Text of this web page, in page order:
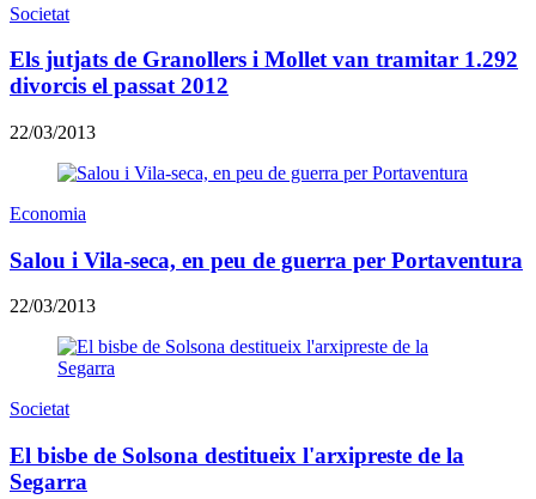
Societat
Els jutjats de Granollers i Mollet van tramitar 1.292
divorcis el passat 2012
22/03/2013
Economia
Salou i Vila-seca, en peu de guerra per Portaventura
22/03/2013
Societat
El bisbe de Solsona destitueix l'arxipreste de la
Segarra